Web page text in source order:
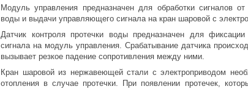
Модуль управления предназначен для обработки сигналов
воды и выдачи управляющего сигнала на кран шаровой с
Датчик контроля протечки воды предназначен для
сигнала на модуль управления. Срабатывание датчика
вызывает резкое падение сопротивления между ними.
Кран шаровой из нержавеющей стали с электроприводом
отопления в случае протечки. При появлении протечек,